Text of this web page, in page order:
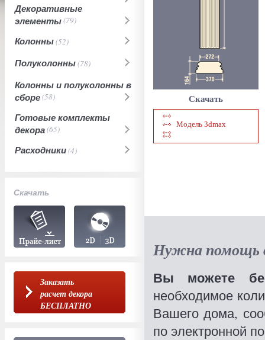
Декоративные
элементы(79)
Колонны(52)
Полуколонны(78)
Колонны и полуколонны в
сборе(58)
Готовые комплекты
декора(65)
Расходники(4)
Скачать
Заказать
расчет декора
БЕСПЛАТНО
Скачать
Модель 3dmax
Нужна помощь
Вы можете
необходимое
Вашего дома,
по электронной